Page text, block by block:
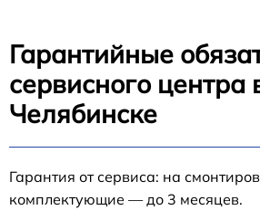
Гарантийные
сервисного центра
Челябинске
Гарантия от сервиса: на
комплектующие — до 3 месяцев.